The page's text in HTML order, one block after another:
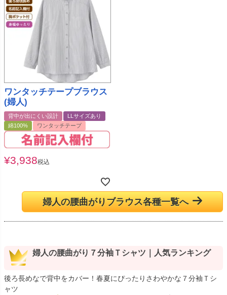
ワンタッチテープブラウス
(婦人)
背中が出にくい設計
LLサイズあり
綿100%
ワンタッチテープ
¥3,938税込
婦人の腰曲がりブラウス各種一覧へ
婦人の腰曲がり７分袖Ｔシャツ｜人気ランキング
後ろ長めなで背中をカバー！春夏にぴったりさわやかな７分袖Ｔシ
ャツ